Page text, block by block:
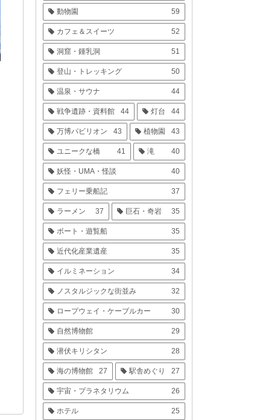
動物園 59
カフェ＆スイーツ 52
洞窟・鍾乳洞 51
登山・トレッキング 50
温泉・サウナ 44
戦争遺跡・資料館 44 灯台 44
万博パビリオン 43 植物園 43
ユニークな橋 41 滝 40
妖怪・UMA・怪談 40
フェリー乗船記 37
ラーメン 37 巨石・奇岩 35
ボート・遊覧船 35
近代化産業遺産 35
イルミネーション 34
ノスタルジックな街並み 32
ロープウェイ・ケーブルカー 30
自然博物館 29
潜伏キリシタン 28
海の博物館 27 駅舎めぐり 27
宇宙・プラネタリウム 26
ホテル 25